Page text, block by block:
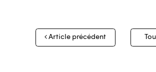
Navigation
des
Article précédent